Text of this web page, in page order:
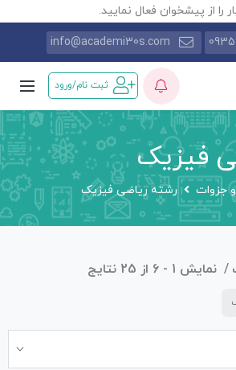
را از پیشخوان فعال نمایید.
info@academi30s.com
ثبت نام/ورود
فیزیک
جزوات رشته ریاضی فیزیک
نمایش 1 - 6 از 25 نتایج